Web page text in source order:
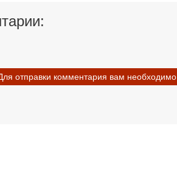
отправки комментария вам необходимо